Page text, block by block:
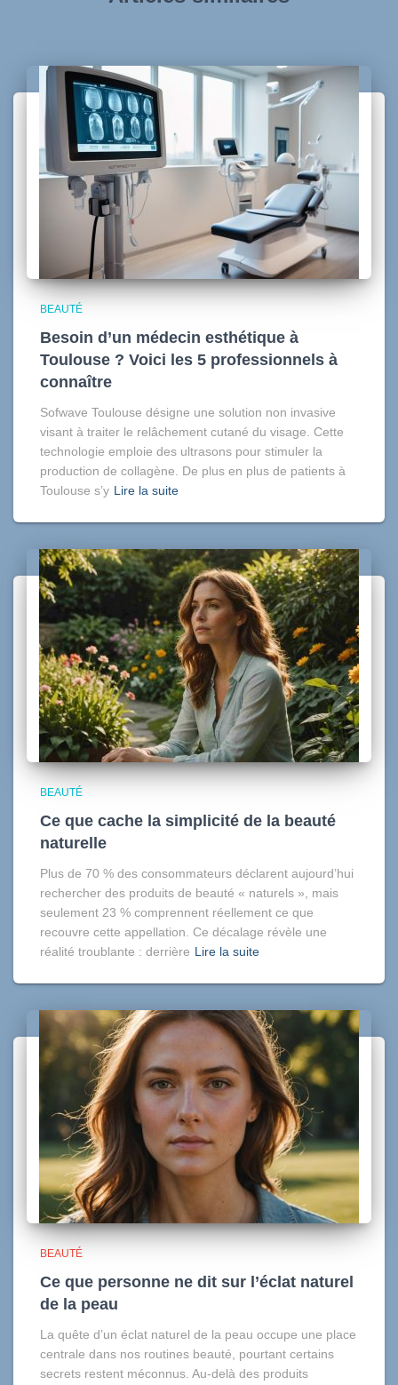
BEAUTÉ
Besoin d’un médecin esthétique à
Toulouse ? Voici les 5 professionnels à
connaître
Sofwave Toulouse désigne une solution non invasive
visant à traiter le relâchement cutané du visage. Cette
technologie emploie des ultrasons pour stimuler la
production de collagène. De plus en plus de patients à
Toulouse s’y Lire la suite
BEAUTÉ
Ce que cache la simplicité de la beauté
naturelle
Plus de 70 % des consommateurs déclarent aujourd’hui
rechercher des produits de beauté « naturels », mais
seulement 23 % comprennent réellement ce que
recouvre cette appellation. Ce décalage révèle une
réalité troublante : derrière Lire la suite
BEAUTÉ
Ce que personne ne dit sur l’éclat naturel
de la peau
La quête d’un éclat naturel de la peau occupe une place
centrale dans nos routines beauté, pourtant certains
secrets restent méconnus. Au-delà des produits